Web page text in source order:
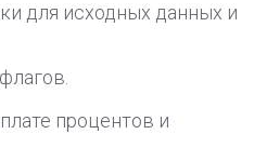
для исходных данных и
процентов и